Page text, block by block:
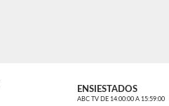
ENSIESTADOS
ABC TV DE 14:00:00 A 15:59:00